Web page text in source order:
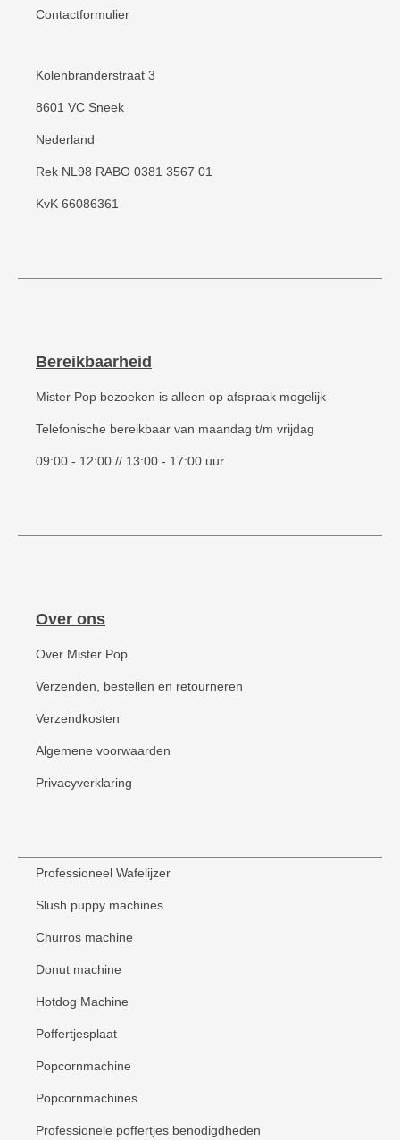
Contactformulier
Kolenbranderstraat 3
8601 VC Sneek
Nederland
Rek NL98 RABO 0381 3567 01
KvK 66086361
Bereikbaarheid
Mister Pop bezoeken is alleen op afspraak mogelijk
Telefonische bereikbaar van maandag t/m vrijdag
09:00 - 12:00 // 13:00 - 17:00 uur
Over ons
Over Mister Pop
Verzenden, bestellen en retourneren
Verzendkosten
Algemene voorwaarden
Privacyverklaring
Professioneel Wafelijzer
Slush puppy machines
Churros machine
Donut machine
Hotdog Machine
Poffertjesplaat
Popcornmachine
Popcornmachines
Professionele poffertjes benodigdheden